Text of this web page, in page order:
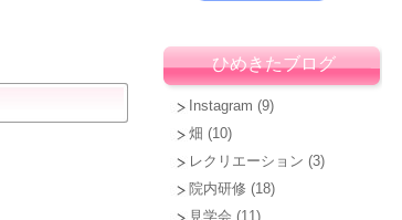
ひめきたブログ
Instagram (9)
畑 (10)
レクリエーション (3)
院内研修 (18)
見学会 (11)